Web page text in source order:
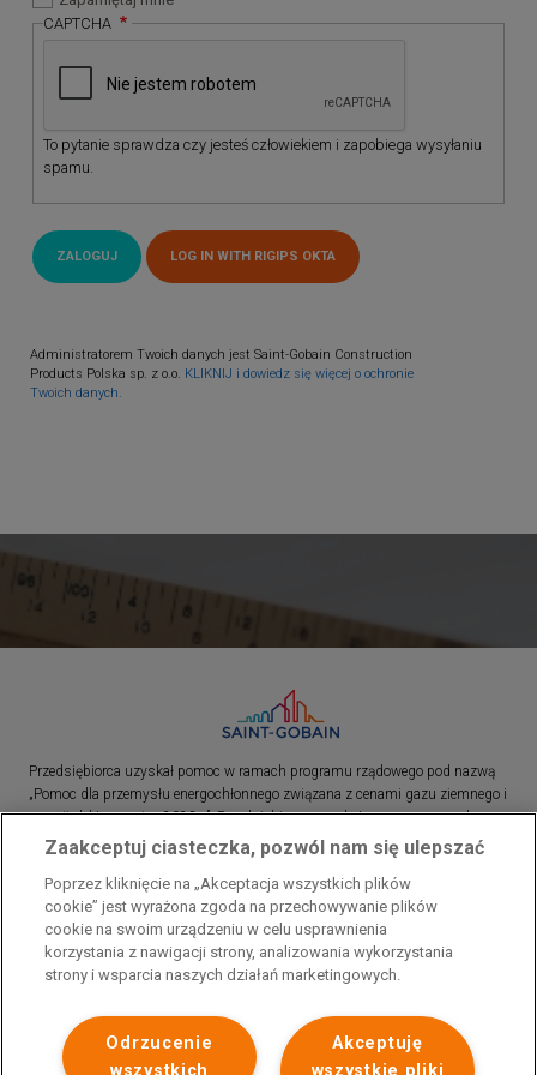
CAPTCHA
To pytanie sprawdza czy jesteś człowiekiem i zapobiega wysyłaniu
spamu.
Administratorem Twoich danych jest Saint-Gobain Construction
Products Polska sp. z o.o. KLIKNIJ i dowiedz się więcej o ochronie
Twoich danych.
Przedsiębiorca uzyskał pomoc w ramach programu rządowego pod nazwą
„Pomoc dla przemysłu energochłonnego związana z cenami gazu ziemnego i
energii elektrycznej w 2023 r.”. Przedsiębiorca uzyskał pomoc w ramach
programu rządowego pod nazwą: „Pomoc dla sektorów energochłonnych
związana z nagłymi wzrostami cen gazu ziemnego i energii elektrycznej w
2022 r.”
Zaakceptuj ciasteczka, pozwól nam się ulepszać
Poprzez kliknięcie na „Akceptacja wszystkich plików
cookie” jest wyrażona zgoda na przechowywanie plików
cookie na swoim urządzeniu w celu usprawnienia
korzystania z nawigacji strony, analizowania wykorzystania
strony i wsparcia naszych działań marketingowych.
Akceptuję
wszystkie pliki
Odrzucenie
wszystkich